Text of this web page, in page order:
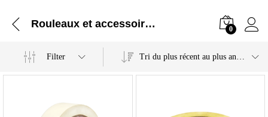
Rouleaux et accessoires 0
Filter Tri du plus récent au plus ancien